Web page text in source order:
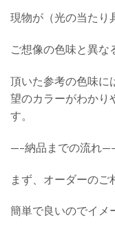
現物が（光の当たり
ご想像の色味と異な
頂いた参考の色味に
望のカラーがわかり
す。
—–納品までの流れ—–
まず、オーダーのご
簡単で良いのでイメ